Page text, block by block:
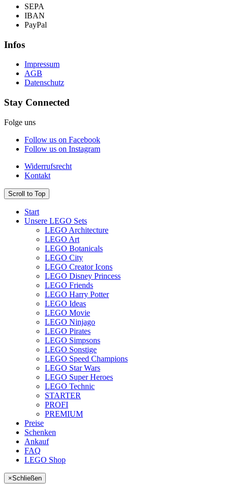
SEPA
IBAN
PayPal
Infos
Impressum
AGB
Datenschutz
Stay Connected
Folge uns
Follow us on Facebook
Follow us on Instagram
Widerrufsrecht
Kontakt
Scroll to Top
Start
Unsere LEGO Sets
LEGO Architecture
LEGO Art
LEGO Botanicals
LEGO City
LEGO Creator Icons
LEGO Disney Princess
LEGO Friends
LEGO Harry Potter
LEGO Ideas
LEGO Movie
LEGO Ninjago
LEGO Pirates
LEGO Simpsons
LEGO Sonstige
LEGO Speed Champions
LEGO Star Wars
LEGO Super Heroes
LEGO Technic
STARTER
PROFI
PREMIUM
Preise
Schenken
Ankauf
FAQ
LEGO Shop
×Schließen